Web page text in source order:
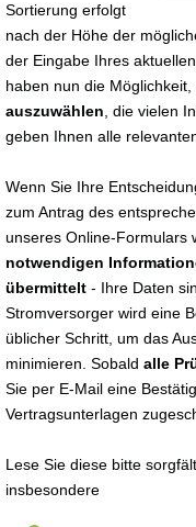
Sortierung erfolgt
nach der Höhe der
der Eingabe Ihres
haben nun die Möglichkeit,
auszuwählen , die vielen
geben Ihnen alle
Wenn Sie Ihre
zum Antrag des
unseres Online-Formulars
notwendigen
übermittelt - Ihre Daten
Stromversorger wird eine
üblicher Schritt, um das
minimieren. Sobald alle
Sie per E-Mail eine
Vertragsunterlagen
Lese Sie diese bitte
insbesondere